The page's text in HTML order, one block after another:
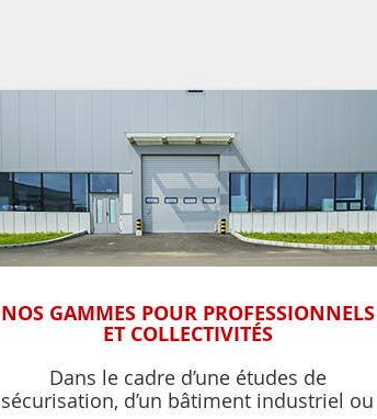
NOS GAMMES POUR PROFESSIONNELS
ET COLLECTIVITÉS
Dans le cadre d’une études de
sécurisation, d’un bâtiment industriel ou